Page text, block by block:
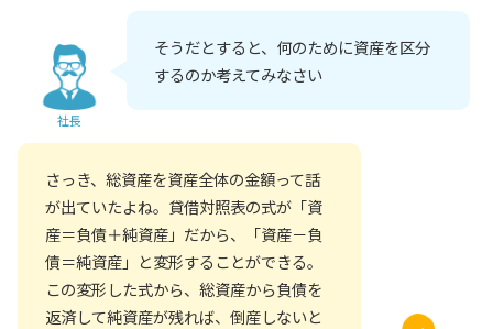
社長
そうだとすると、何のために資産を区分
するのか考えてみなさい
さっき、総資産を資産全体の金額って話
が出ていたよね。貸借対照表の式が「資
産＝負債＋純資産」だから、「資産－負
債＝純資産」と変形することができる。
この変形した式から、総資産から負債を
返済して純資産が残れば、倒産しないと